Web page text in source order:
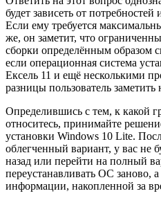
будет зависеть от
Если ему требуется
же, он заметит, что
сборки определённым образом
если операционная система
Ексель 11 и ещё несколькими
разницы пользователь заметить
Определившись с тем, к какой
относитесь, принимайте
установки Windows 10 Lite.
облегченный вариант, у вас не
назад или перейти на полный
переустанавливать ОС заново,
информации, накопленной за